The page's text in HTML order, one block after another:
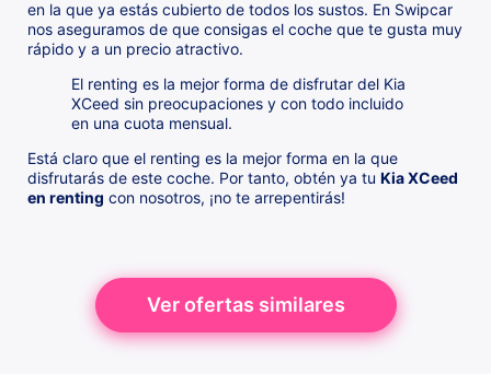
en la que ya estás cubierto de todos los sustos. En Swipcar
nos aseguramos de que consigas el coche que te gusta muy
rápido y a un precio atractivo.
El renting es la mejor forma de disfrutar del Kia
XCeed sin preocupaciones y con todo incluido
en una cuota mensual.
Está claro que el renting es la mejor forma en la que
disfrutarás de este coche. Por tanto, obtén ya tu Kia XCeed
en renting con nosotros, ¡no te arrepentirás!
Ver ofertas similares